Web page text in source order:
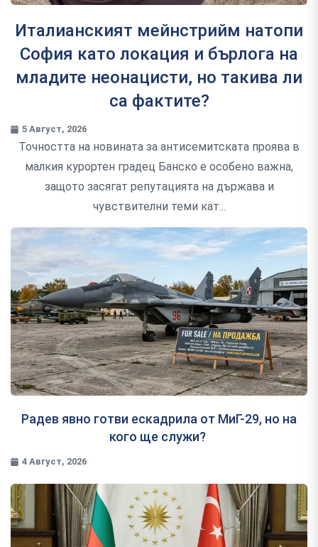
Италианският мейнстрийм натопи
София като локация и бърлога на
младите неонацисти, но такива ли
са фактите?
5 Август, 2026
Точността на новината за антисемитската проява в
малкия курортен градец Банско е особено важна,
защото засягат репутацията на държава и
чувствителни теми кат...
Радев явно готви ескадрила от МиГ-29, но на
кого ще служи?
4 Август, 2026